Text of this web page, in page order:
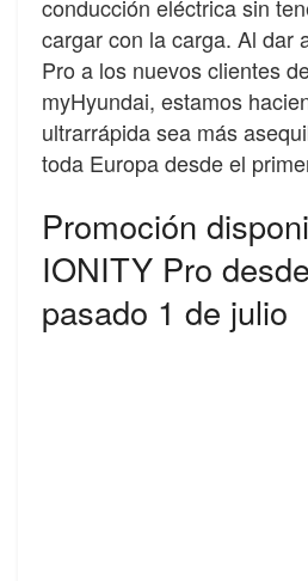
conducción eléctrica sin
cargar con la carga. Al dar
Pro a los nuevos clientes
myHyundai, estamos
ultrarrápida sea más
toda Europa desde el
Promoción
IONITY Pro
pasado 1 de julio